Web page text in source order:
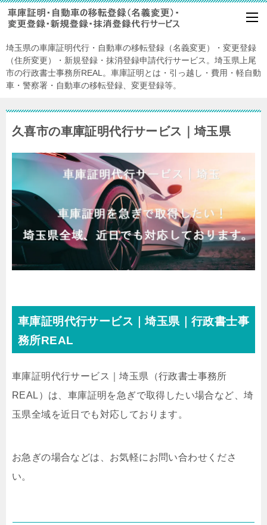
埼玉県の車庫証明代行・自動車の移転登録（名義変更）・変更登録
（住所変更）・新規登録・抹消登録申請代行サービス。埼玉県上尾
市の行政書士事務所REAL。車庫証明とは・引っ越し・費用・軽自動
車・警察署・自動車の移転登録、変更登録等。
久喜市の車庫証明代行サービス｜埼玉県
車庫証明代行サービス｜埼玉県｜行政書士事
務所REAL
車庫証明代行サービス｜埼玉県 （行政書士事務所
REAL） は、車庫証明を急ぎで取得したい場合など、埼
玉県全域を近日でも対応しております。
お急ぎの場合などは、お気軽にお問い合わせくださ
い。